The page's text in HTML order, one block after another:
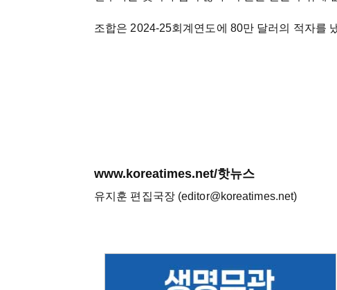
조합은 2024-25회계연도에 80만 달러의 적자를
www.koreatimes.net/핫뉴스
유지훈 편집국장 (editor@koreatimes.net)